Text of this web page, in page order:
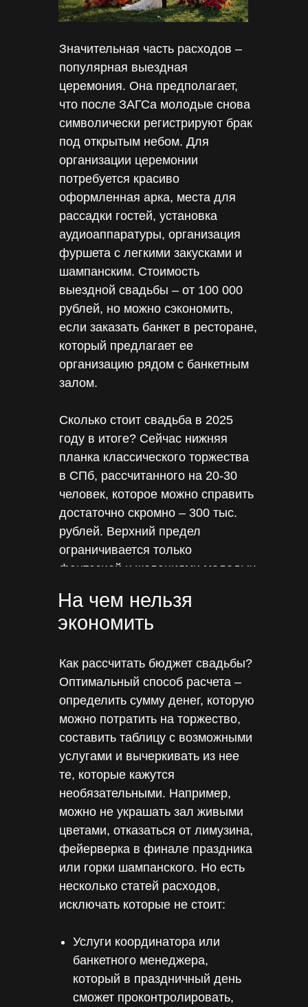
Значительная часть расходов –
популярная выездная
церемония. Она предполагает,
что после ЗАГСа молодые снова
символически регистрируют брак
под открытым небом. Для
организации церемонии
потребуется красиво
оформленная арка, места для
рассадки гостей, установка
аудиоаппаратуры, организация
фуршета с легкими закусками и
шампанским. Стоимость
выездной свадьбы – от 100 000
рублей, но можно сэкономить,
если заказать банкет в ресторане,
который предлагает ее
организацию рядом с банкетным
залом.
Сколько стоит свадьба в 2025
году в итоге? Сейчас нижняя
планка классического торжества
в СПб, рассчитанного на 20-30
человек, которое можно справить
достаточно скромно – 300 тыс.
рублей. Верхний предел
ограничивается только
фантазией и желаниями молодых
миллионов.
На чем нельзя
экономить
Как рассчитать бюджет свадьбы?
Оптимальный способ расчета –
определить сумму денег, которую
можно потратить на торжество,
составить таблицу с возможными
услугами и вычеркивать из нее
те, которые кажутся
необязательными. Например,
можно не украшать зал живыми
цветами, отказаться от лимузина,
фейерверка в финале праздника
или горки шампанского. Но есть
несколько статей расходов,
исключать которые не стоит:
Услуги координатора или
банкетного менеджера,
который в праздничный день
сможет проконтролировать,